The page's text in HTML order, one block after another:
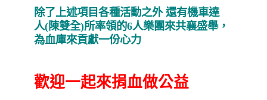
除了上述項目各種活動之外 還有機車達
人(陳雙全)所率領的6人樂團來共襄盛舉，
為血庫來貢獻一份心力
歡迎一起來捐血做公益